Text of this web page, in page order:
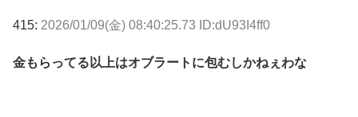
415: 2026/01/09(金) 08:40:25.73 ID:dU93I4ff0
金もらってる以上はオブラートに包むしかねぇわな